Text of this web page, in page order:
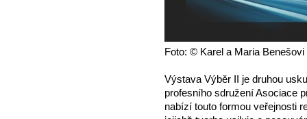
Foto: © Karel a Maria Benešovi
Výstava Výběr II je druhou
profesního sdružení Asociace
nabízí touto formou veřejnosti